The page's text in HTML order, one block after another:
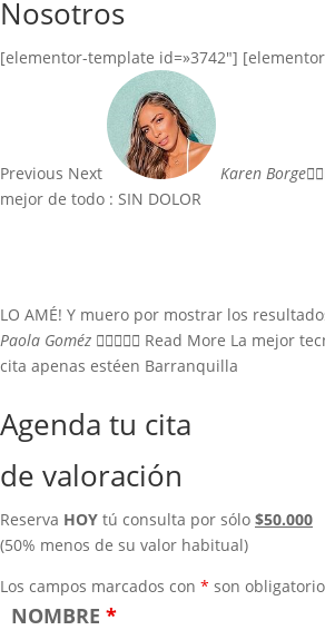
Nosotros
[elementor-template id=»3742″]
Previous Next Karen Borge
mejor de todo : SIN DOLOR
LO AMÉ! Y muero por mostrar los
Paola Goméz  Read More La mejor
cita apenas estéen Barranquilla
Agenda tu cita
de valoración
Reserva HOY tú consulta por sólo $50.000
(50% menos de su valor habitual)
Los campos marcados con * son
NOMBRE *